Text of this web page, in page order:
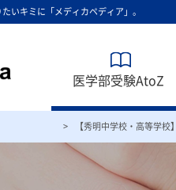
いキミに「メディカペディア」。
医学部受験AtoZ
【秀明中学校・高等学校】
医師の素養を高める